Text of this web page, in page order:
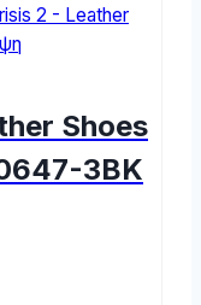
Shoes
3BK